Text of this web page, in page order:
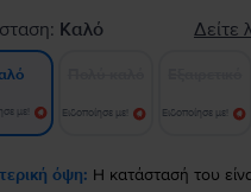
Καλό Δείτε
με! Ειδοποίησε με! Ειδοποίησε με!
όψη: Η κατάστασή του